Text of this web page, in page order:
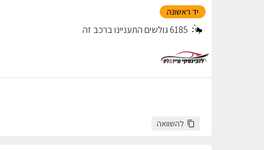
יד ראשונה
6185גולשים התעניינו ברכב זה
להשוואה